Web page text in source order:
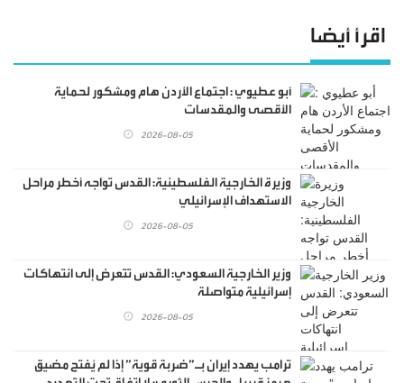
اقرأ أيضا
أبو عطيوي : اجتماع الأردن هام ومشكور لحماية
الأقصى والمقدسات
2026-08-05
وزيرة الخارجية الفلسطينية: القدس تواجه أخطر مراحل
الاستهداف الإسرائيلي
2026-08-05
وزير الخارجية السعودي: القدس تتعرض إلى انتهاكات
إسرائيلية متواصلة
2026-08-05
ترامب يهدد إيران بـ”ضربة قوية” إذا لم يُفتح مضيق